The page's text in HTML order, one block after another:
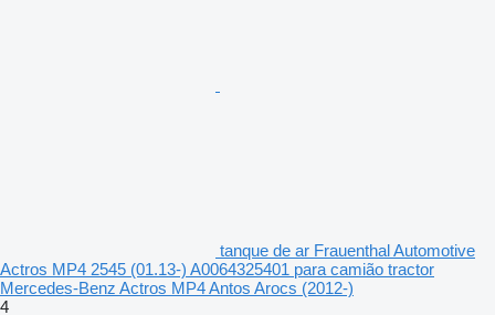
tanque de ar Frauenthal Automotive
Actros MP4 2545 (01.13-) A0064325401 para camião tractor
Mercedes-Benz Actros MP4 Antos Arocs (2012-)
4